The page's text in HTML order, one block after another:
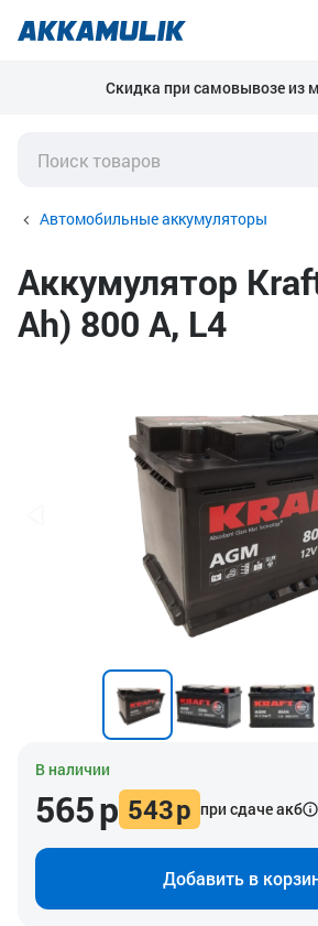
Скидка при самовывозе из
Автомобильные аккумуляторы
Аккумулятор
Ah) 800 А, L4
В наличии
565р 543р при сдаче акб
Добавить в